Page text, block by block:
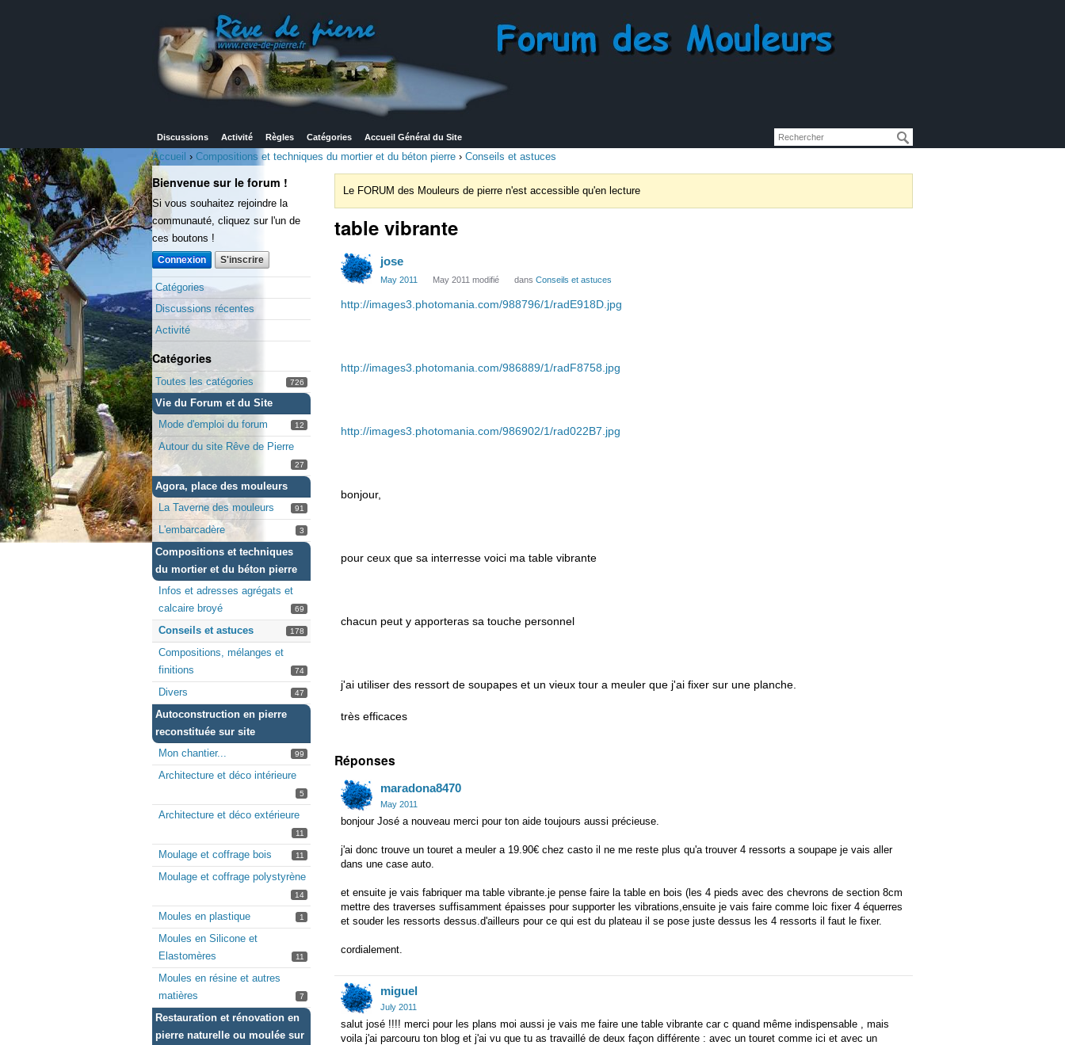
Discussions Activité Règles Catégories Accueil Général du Site
Accueil › Compositions et techniques du mortier et du béton pierre › Conseils et astuces
Bienvenue sur le forum !
Si vous souhaitez rejoindre la
communauté, cliquez sur l'un de
ces boutons !
Connexion S'inscrire
Catégories
Discussions récentes
Activité
Catégories
Toutes les catégories 726
Vie du Forum et du Site
Mode d'emploi du forum
12
Autour du site Rêve de Pierre
27
Agora, place des mouleurs
La Taverne des mouleurs
91
L'embarcadère 3
Compositions et techniques
du mortier et du béton pierre
Infos et adresses agrégats et
calcaire broyé
69
Conseils et astuces 178
Compositions, mélanges et
finitions
74
Divers 47
Autoconstruction en pierre
reconstituée sur site
Mon chantier...
99
Architecture et déco intérieure
5
Architecture et déco extérieure
11
Moulage et coffrage bois 11
Moulage et coffrage polystyrène
14
Moules en plastique 1
Moules en Silicone et
Elastomères
11
Moules en résine et autres
matières
7
Restauration et rénovation en
pierre naturelle ou moulée sur
Le FORUM des Mouleurs de pierre n'est accessible qu'en lecture
table vibrante
jose
May 2011 May 2011 modifié dans Conseils et astuces
http://images3.photomania.com/988796/1/radE918D.jpg
http://images3.photomania.com/986889/1/radF8758.jpg
http://images3.photomania.com/986902/1/rad022B7.jpg
bonjour,
pour ceux que sa interresse voici ma table vibrante
chacun peut y apporteras sa touche personnel
j'ai utiliser des ressort de soupapes et un vieux tour a meuler que j'ai fixer sur une planche.
très efficaces
Réponses
maradona8470
May 2011
bonjour José a nouveau merci pour ton aide toujours aussi précieuse.
j'ai donc trouve un touret a meuler a 19.90€ chez casto il ne me reste plus qu'a trouver 4 ressorts a soupape je vais aller
dans une case auto.
et ensuite je vais fabriquer ma table vibrante.je pense faire la table en bois (les 4 pieds avec des chevrons de section 8cm
mettre des traverses suffisamment épaisses pour supporter les vibrations,ensuite je vais faire comme loic fixer 4 équerres
et souder les ressorts dessus.d'ailleurs pour ce qui est du plateau il se pose juste dessus les 4 ressorts il faut le fixer.
cordialement.
miguel
July 2011
salut josé !!!! merci pour les plans moi aussi je vais me faire une table vibrante car c quand même indispensable , mais
voila j'ai parcouru ton blog et j'ai vu que tu as travaillé de deux façon différente : avec un touret comme ici et avec un